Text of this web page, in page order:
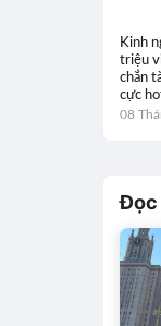
Kinh
triệu
chắn
cực
08
Đọc